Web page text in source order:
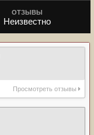
ОТЗЫВЫ
Неизвестно
Просмотреть отзывы